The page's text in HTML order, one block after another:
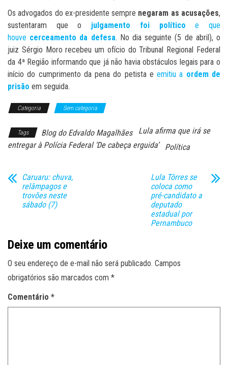
Os advogados do ex-presidente sempre negaram as acusações,
sustentaram que o julgamento foi político e que
houve cerceamento da defesa. No dia seguinte (5 de abril), o
juiz Sérgio Moro recebeu um ofício do Tribunal Regional Federal
da 4ª Região informando que já não havia obstáculos legais para o
início do cumprimento da pena do petista eemitiu a ordem de
prisão em seguida.
Categoria Sem categoria
Tags Blog do Edvaldo Magalhães
Lula afirma que irá se
entregar à Polícia Federal ‘De cabeça erguida’
Política
Caruaru: chuva,
relâmpagos e
trovões neste
sábado (7)
Lula Tôrres se
coloca como
pré-candidato a
deputado
estadual por
Pernambuco
Deixe um comentário
O seu endereço de e-mail não será publicado. Campos
obrigatórios são marcados com *
Comentário *